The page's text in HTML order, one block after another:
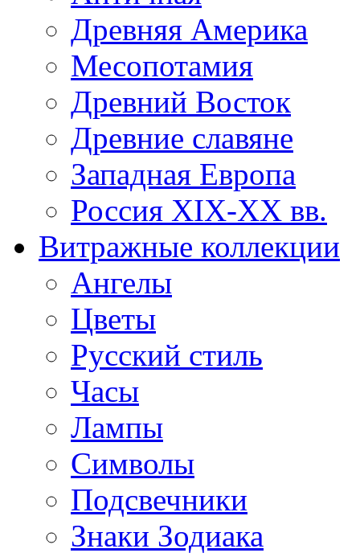
Древняя Америка
Месопотамия
Древний Восток
Древние славяне
Западная Европа
Россия XIX-XX вв.
Витражные коллекции
Ангелы
Цветы
Русский стиль
Часы
Лампы
Символы
Подсвечники
Знаки Зодиака